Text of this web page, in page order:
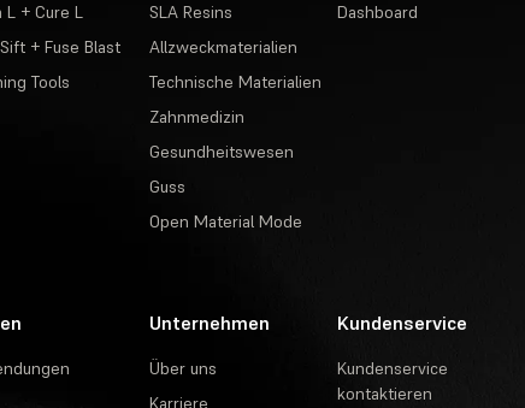
L + Cure L
+ Fuse Blast
Tools
SLA Resins
Allzweckmaterialien
Technische Materialien
Zahnmedizin
Gesundheitswesen
Guss
Open Material Mode
Dashboard
Unternehmen
Über uns
Karriere
Kundenservice
Kundenservice
kontaktieren